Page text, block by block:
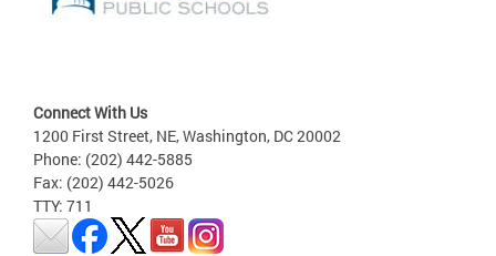
Connect With Us
1200 First Street, NE, Washington, DC 20002
Phone: (202) 442-5885
Fax: (202) 442-5026
TTY: 711